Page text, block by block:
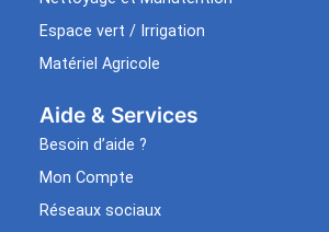
Espace vert / Irrigation
Matériel Agricole
Aide & Services​
Besoin d’aide ?
Mon Compte
Réseaux sociaux